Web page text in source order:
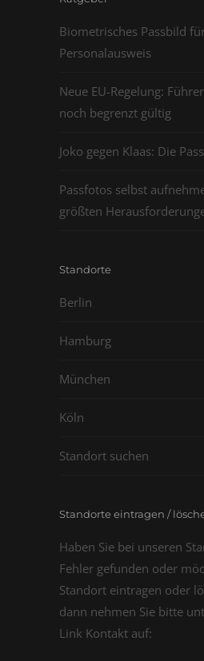
Biometrisches Passbild
Personalausweis
Neue EU-Regelung:
noch begrenzt gültig
Joko gegen Klaas: Die
Passfotos selbst
größten
Standorte
Berlin
Hamburg
München
Köln
Standort suchen
Standorte eintragen /
Haben Sie bei unseren
Fehler gefunden oder
Standort eintragen oder
dann nehmen Sie bitte
Link Kontakt auf: